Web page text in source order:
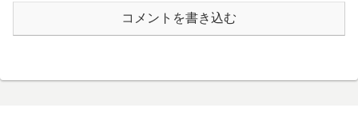
コメントを書き込む